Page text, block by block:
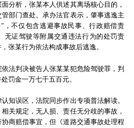
分析，张某本人供述其离场核心目的，
部门查处。承办法官表示，肇事逃逸主
，不仅包含逃避事故民事、行政赔偿责
无证驾驶等附属交通违法行为的处罚责
张某行为依法构成事故后逃逸。
依法判决被告人张某某犯危险驾驶罪，判
罚金一万七千五百元。
知误区，法院同步作出专项普法解读。
关规定，无人损、责任无分歧的事故，
商赔偿事宜，但《道路交通事故处理程